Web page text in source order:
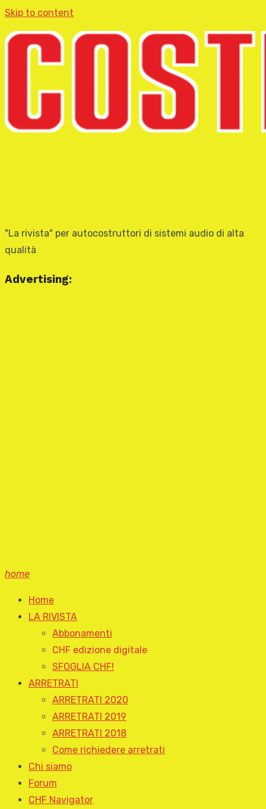
Skip to content
"La rivista" per autocostruttori di sistemi audio di alta
qualità
Advertising:
home
Home
LA RIVISTA
Abbonamenti
CHF edizione digitale
SFOGLIA CHF!
ARRETRATI
ARRETRATI 2020
ARRETRATI 2019
ARRETRATI 2018
Come richiedere arretrati
Chi siamo
Forum
CHF Navigator